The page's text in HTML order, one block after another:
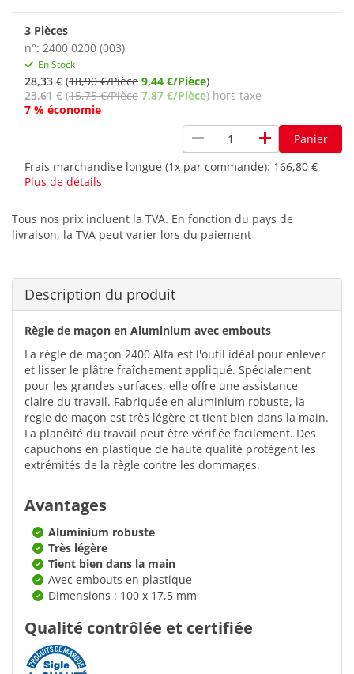
3 Pièces
n°: 2400 0200 (003)
En Stock
28,33 € (18,90 €/Pièce 9,44 €/Pièce)
23,61 € (15,75 €/Pièce 7,87 €/Pièce) hors taxe
7 % économie
remove add
Panier
Frais marchandise longue (1x par commande): 166,80 €
Plus de détails
Tous nos prix incluent la TVA. En fonction du pays de
livraison, la TVA peut varier lors du paiement
Description du produit
Règle de maçon en Aluminium avec embouts
La règle de maçon 2400 Alfa est l'outil idéal pour enlever
et lisser le plâtre fraîchement appliqué. Spécialement
pour les grandes surfaces, elle offre une assistance
claire du travail. Fabriquée en aluminium robuste, la
regle de maçon est très légère et tient bien dans la main.
La planéité du travail peut être vérifiée facilement. Des
capuchons en plastique de haute qualité protègent les
extrémités de la règle contre les dommages.
Avantages
Aluminium robuste
Très légère
Tient bien dans la main
Avec embouts en plastique
Dimensions : 100 x 17,5 mm
Qualité contrôlée et certifiée